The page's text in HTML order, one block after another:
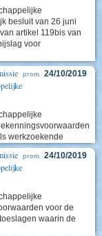
besluit van 26 juni
artikel 119bis van
voor
prom. 24/10/2019
werkzoekende
prom. 24/10/2019
voor de
waarin de